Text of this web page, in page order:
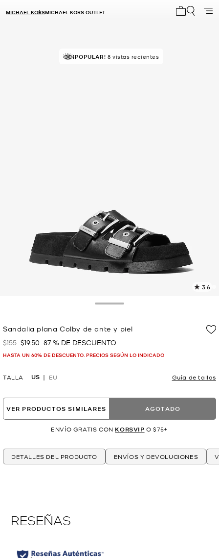
MICHAEL KORSMICHAEL KORS OUTLET
¡POPULAR! 8 vistas recientes
3.6
Sandalia plana Colby de ante y piel
Era
$155 Ahora
$19.50 87 % DE DESCUENTO
HASTA UN 60% DE DESCUENTO. PRECIOS SEGÚN LO INDICADO
TALLA US EU Guía de tallas
VER PRODUCTOS SIMILARES AGOTADO
ENVÍO GRATIS CON KORSVIP O $75+
DETALLES DEL PRODUCTO ENVÍOS Y DEVOLUCIONES